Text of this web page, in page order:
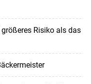
Risiko als das